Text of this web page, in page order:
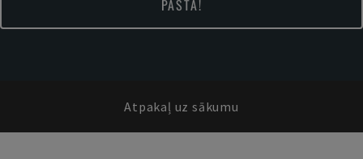
PASTĀ!
Atpakaļ uz sākumu